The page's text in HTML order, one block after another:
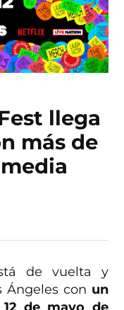
llega
más de
de vuelta y
Ángeles con un